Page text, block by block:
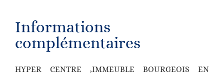
Informations
complémentaires
HYPER CENTRE ,IMMEUBLE BOURGEOIS EN